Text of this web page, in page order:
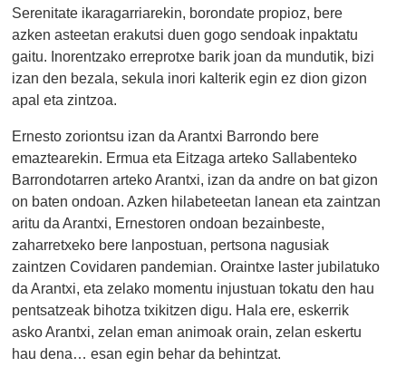
Serenitate ikaragarriarekin, borondate propioz, bere
azken asteetan erakutsi duen gogo sendoak inpaktatu
gaitu. Inorentzako erreprotxe barik joan da mundutik, bizi
izan den bezala, sekula inori kalterik egin ez dion gizon
apal eta zintzoa.
Ernesto zoriontsu izan da Arantxi Barrondo bere
emaztearekin. Ermua eta Eitzaga arteko Sallabenteko
Barrondotarren arteko Arantxi, izan da andre on bat gizon
on baten ondoan. Azken hilabeteetan lanean eta zaintzan
aritu da Arantxi, Ernestoren ondoan bezainbeste,
zaharretxeko bere lanpostuan, pertsona nagusiak
zaintzen Covidaren pandemian. Oraintxe laster jubilatuko
da Arantxi, eta zelako momentu injustuan tokatu den hau
pentsatzeak bihotza txikitzen digu. Hala ere, eskerrik
asko Arantxi, zelan eman animoak orain, zelan eskertu
hau dena… esan egin behar da behintzat.